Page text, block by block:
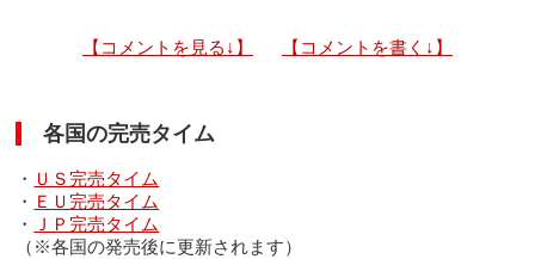
【コメントを見る↓】 【コメントを書く↓】
各国の完売タイム
・ ＵＳ完売タイム
・ ＥＵ完売タイム
・
ＪＰ完売タイム
（※各国の発売後に更新されます）